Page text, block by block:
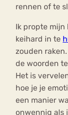
rennen of te
Ik propte mijn
keihard in te
zouden
de woorden
Het is
hoe je je
een manier
onwennig als